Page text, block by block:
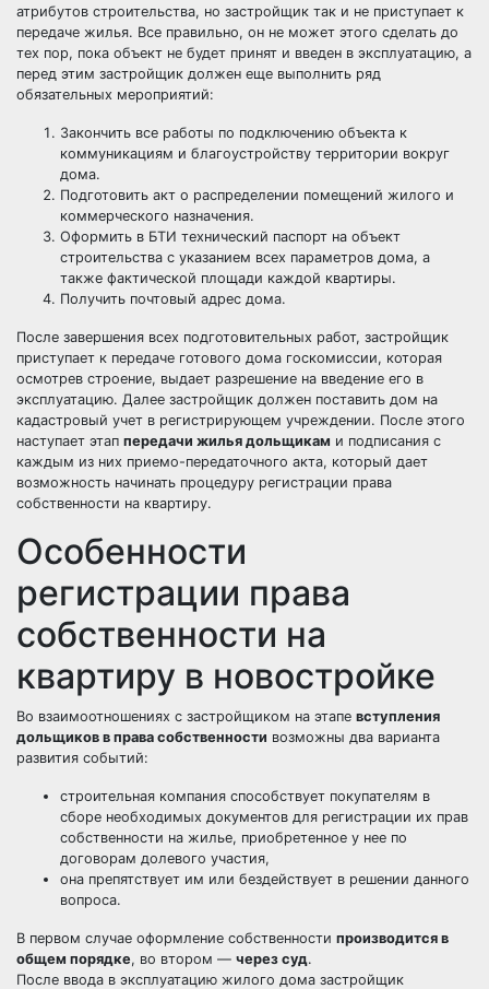
атрибутов строительства, но застройщик так и не приступает к
передаче жилья. Все правильно, он не может этого сделать до
тех пор, пока объект не будет принят и введен в эксплуатацию, а
перед этим застройщик должен еще выполнить ряд
обязательных мероприятий:
Закончить все работы по подключению объекта к
коммуникациям и благоустройству территории вокруг
дома.
Подготовить акт о распределении помещений жилого и
коммерческого назначения.
Оформить в БТИ технический паспорт на объект
строительства с указанием всех параметров дома, а
также фактической площади каждой квартиры.
Получить почтовый адрес дома.
После завершения всех подготовительных работ, застройщик
приступает к передаче готового дома госкомиссии, которая
осмотрев строение, выдает разрешение на введение его в
эксплуатацию. Далее застройщик должен поставить дом на
кадастровый учет в регистрирующем учреждении. После этого
наступает этап передачи жилья дольщикам и подписания с
каждым из них приемо-передаточного акта, который дает
возможность начинать процедуру регистрации права
собственности на квартиру.
Особенности
регистрации права
собственности на
квартиру в новостройке
Во взаимоотношениях с застройщиком на этапе вступления
дольщиков в права собственности возможны два варианта
развития событий:
строительная компания способствует покупателям в
сборе необходимых документов для регистрации их прав
собственности на жилье, приобретенное у нее по
договорам долевого участия,
она препятствует им или бездействует в решении данного
вопроса.
В первом случае оформление собственности производится в
общем порядке, во втором — через суд.
После ввода в эксплуатацию жилого дома застройщик